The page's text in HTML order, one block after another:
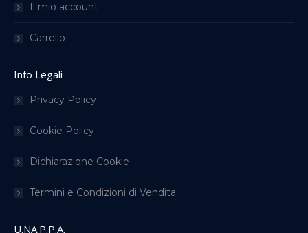
Il mio account
Carrello
Info Legali
Privacy Policy
Cookie Policy
Dichiarazione Cookie
Termini e Condizioni di Vendita
U.NA.P.P.A.